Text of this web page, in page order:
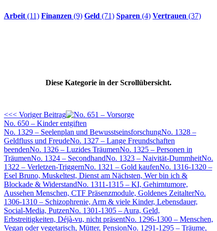
Arbeit (11) Finanzen (9) Geld (71) Sparen (4) Vertrauen (37)
Diese Kategorie in der Scrollübersicht.
<<< Voriger Beitrag
No. 650 – Kinder entgiften
No. 1329 – Seelenplan und BewusstseinsforschungNo. 1328 –
Geldfluss und FreudeNo. 1327 – Lange Freundschaften
beendenNo. 1326 – Luzides TräumenNo. 1325 – Personen in
TräumenNo. 1324 – SecondhandNo. 1323 – Naivität-DummheitNo.
1322 – Verletzen-TriggernNo. 1321 – Gold kaufenNo. 1316-1320 –
Esel Bruno, Muskeltest, Dienst am Nächsten, Wer bin ich &
Blockade & WiderstandNo. 1311-1315 – KI, Gehirntumore,
Aussehen Menschen, CTF Präsenzmodule, Goldenes ZeitalterNo.
1306-1310 – Schizophrenie, Arm & viele Kinder, Lebensdauer,
Social-Media, PutzenNo. 1301-1305 – Aura, Geld,
Erbstreitigkeiten, Déjà-vu, nicht präsentNo. 1296-1300 – Menschen,
Vegan oder vegetarisch, Mütter, PensionNo. 1291-1295 – Träume,